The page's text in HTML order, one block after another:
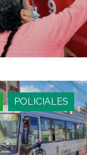
POLICIALES